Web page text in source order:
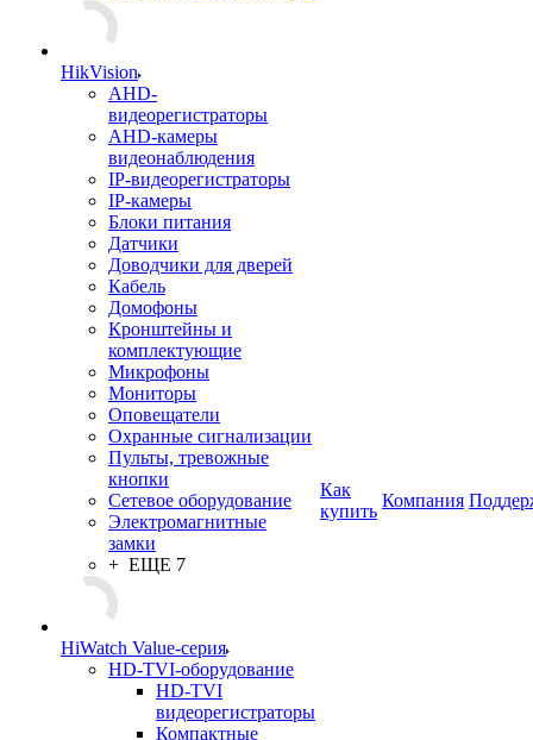
HikVision
AHD-
видеорегистраторы
AHD-камеры
видеонаблюдения
IP-видеорегистраторы
IP-камеры
Блоки питания
Датчики
Доводчики для дверей
Кабель
Домофоны
Кронштейны и
комплектующие
Микрофоны
Мониторы
Оповещатели
Охранные сигнализации
Пульты, тревожные
кнопки
Сетевое оборудование
Электромагнитные
замки
+ ЕЩЕ 7
HiWatch Value-серия
HD-TVI-оборудование
HD-TVI
видеорегистраторы
Компактные
Как
купить
Компания